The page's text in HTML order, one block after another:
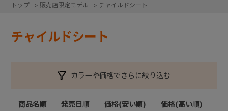
チャイルドシート
カラーや価格でさらに絞り込む
商品名順 発売日順 価格(安い順) 価格(高い順)
トップ > 販売店限定モデル > チャイルドシート